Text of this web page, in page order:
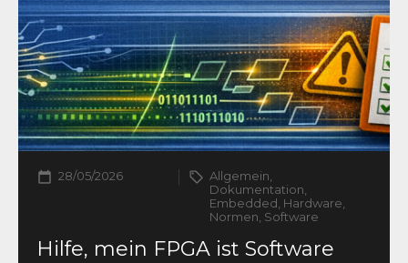
28/05/2026
Allgemein,
Dokumentation,
Embedded, Hardware,
Normen, Software
Hilfe, mein FPGA ist Software